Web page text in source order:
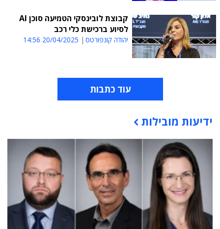
קבוצת לובינסקי הטמיעה סוכן AI
לסיוע ברכישת כלי רכב
יהודה קונפורטס 20/04/2025 14:56
עוד כתבות
תוכן פרסומי
ידיעות מובילות